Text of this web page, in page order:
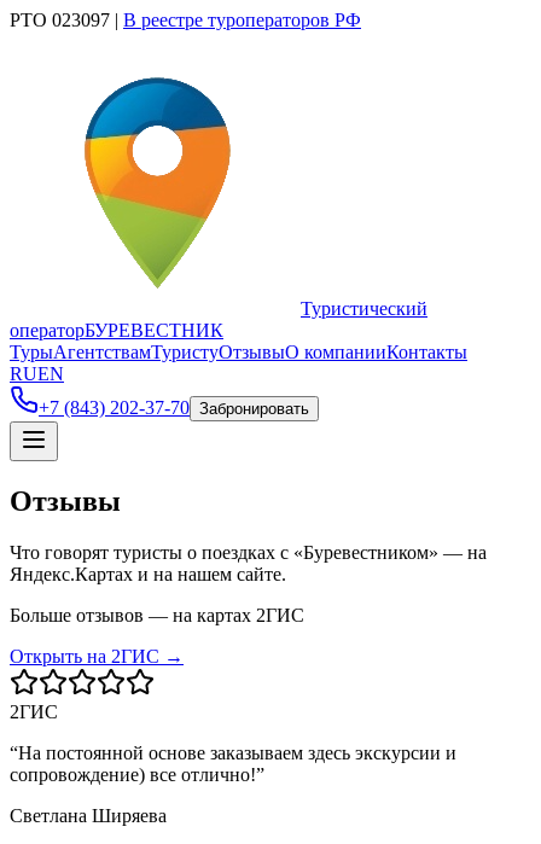
РТО 023097 | В реестре туроператоров РФ
Туристический
операторБУРЕВЕСТНИК
ТурыАгентствамТуристуОтзывыО компанииКонтакты
RUEN
+7 (843) 202-37-70 Забронировать
Отзывы
Что говорят туристы о поездках с «Буревестником» — на
Яндекс.Картах и на нашем сайте.
Больше отзывов — на картах 2ГИС
Открыть на 2ГИС →
2ГИС
“На постоянной основе заказываем здесь экскурсии и
сопровождение) все отлично!”
Светлана Ширяева